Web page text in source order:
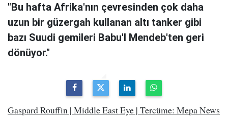
"Bu hafta Afrika'nın çevresinden çok daha
uzun bir güzergah kullanan altı tanker gibi
bazı Suudi gemileri Babu'l Mendeb'ten geri
dönüyor."
Gaspard Rouffin | Middle East Eye | Tercüme: Mepa News